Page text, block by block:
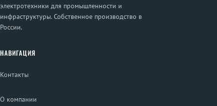
электротехники для промышленности и
инфраструктуры. Собственное производство в
России.
НАВИГАЦИЯ
Контакты
О компании